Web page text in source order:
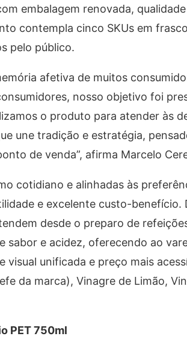
embalagem renovada,
contempla cinco SKUs em
pelo público.
afetiva de muitos
nosso objetivo foi
o produto para atender às
une tradição e estratégia,
de venda”, afirma Marcelo
cotidiano e alinhadas às
e excelente custo-benefício.
desde o preparo de
sabor e acidez, oferecendo ao
unificada e preço mais
da marca), Vinagre de Limão,
PET 750ml